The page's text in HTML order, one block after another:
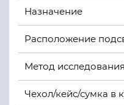
Назначение
Расположение
Метод исследования
Чехол/кейс/сумка в